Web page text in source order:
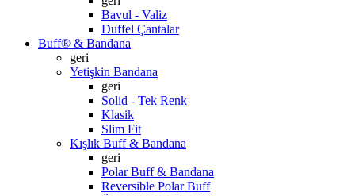
Bavul - Valiz
Duffel Çantalar
Buff® & Bandana
geri
Yetişkin Bandana
geri
Solid - Tek Renk
Klasik
Slim Fit
Kışlık Buff & Bandana
geri
Polar Buff & Bandana
Reversible Polar Buff